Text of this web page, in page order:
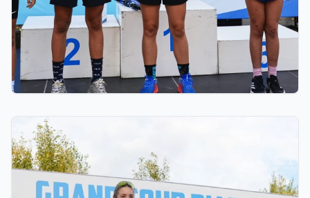
ФИНАЛ: В АСТАНЕ ПРОЙДЕТ
ЗАКЛЮЧИТЕЛЬНЫЙ ЭТАП GRAND TOUR
BIATHLON